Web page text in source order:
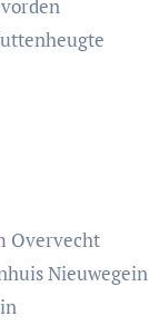
Overvecht
Nieuwegein